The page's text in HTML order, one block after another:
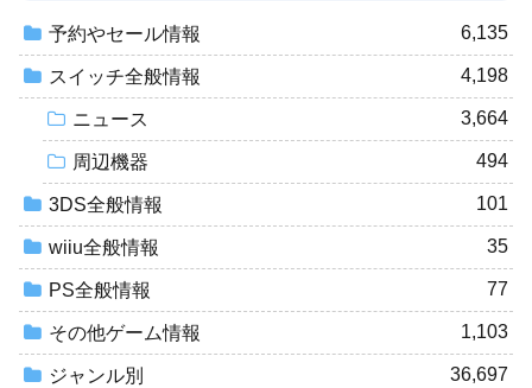
予約やセール情報 6,135
スイッチ全般情報 4,198
ニュース 3,664
周辺機器 494
3DS全般情報 101
wiiu全般情報 35
PS全般情報 77
その他ゲーム情報 1,103
ジャンル別 36,697